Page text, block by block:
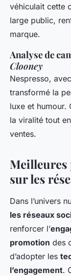
véhiculait cette
large public,
marque.
Analyse de
Clooney
Nespresso,
transformé la
luxe et humour.
la viralité tout
ventes.
Meilleures
sur les
Dans l’univers
les réseaux
renforcer l’
promotion des
d’adopter les
l’engagement.